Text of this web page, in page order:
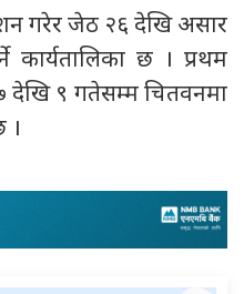
गरेर जेठ २६ देखि असार
छ । प्रथम
देखि ९ गतेसम्म चितवनमा
।